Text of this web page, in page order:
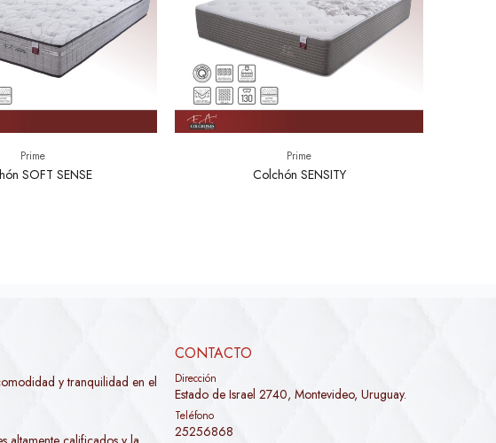
Prime
SOFT SENSE
Prime
Colchón SENSITY
y tranquilidad en el
CONTACTO
Dirección
Estado de Israel 2740, Montevideo, Uruguay.
Teléfono
25256868